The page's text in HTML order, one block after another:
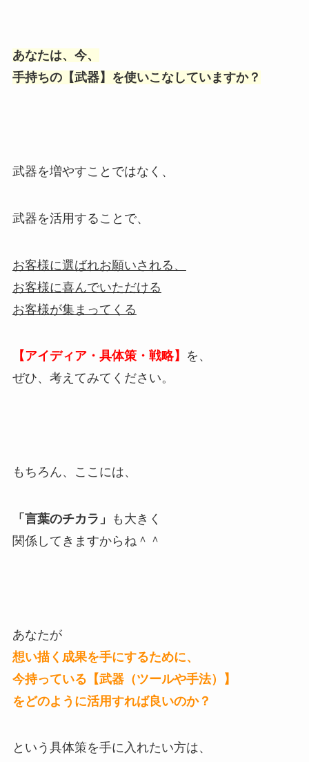
あなたは、今、
手持ちの【武器】を使いこなしていますか？
武器を増やすことではなく、
武器を活用することで、
お客様に選ばれお願いされる、
お客様に喜んでいただける
お客様が集まってくる
【アイディア・具体策・戦略】
を、
ぜひ、考えてみてください。
もちろん、ここには、
「言葉のチカラ」
も大きく
関係してきますからね＾＾
あなたが
想い描く成果を手にするために、
今持っている【武器（ツールや手法）】
をどのように活用すれば良いのか？
という具体策を手に入れたい方は、